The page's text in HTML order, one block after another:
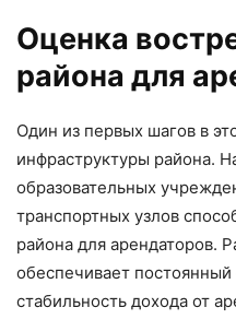
Оценка
района для
Один из первых шагов в
инфраструктуры района.
образовательных
транспортных узлов
района для арендаторов.
обеспечивает
стабильность дохода от